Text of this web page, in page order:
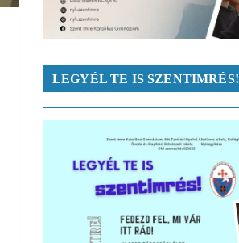
LEGYÉL TE IS SZENTIMRÉS!